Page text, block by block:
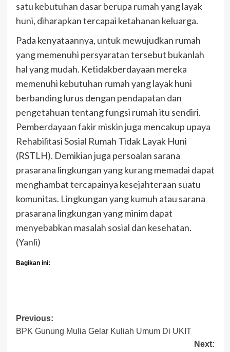
satu kebutuhan dasar berupa rumah yang layak
huni, diharapkan tercapai ketahanan keluarga.
Pada kenyataannya, untuk mewujudkan rumah
yang memenuhi persyaratan tersebut bukanlah
hal yang mudah. Ketidakberdayaan mereka
memenuhi kebutuhan rumah yang layak huni
berbanding lurus dengan pendapatan dan
pengetahuan tentang fungsi rumah itu sendiri.
Pemberdayaan fakir miskin juga mencakup upaya
Rehabilitasi Sosial Rumah Tidak Layak Huni
(RSTLH). Demikian juga persoalan sarana
prasarana lingkungan yang kurang memadai dapat
menghambat tercapainya kesejahteraan suatu
komunitas. Lingkungan yang kumuh atau sarana
prasarana lingkungan yang minim dapat
menyebabkan masalah sosial dan kesehatan.
(Yanli)
Bagikan ini:
Post
navigation
Previous:
BPK Gunung Mulia Gelar Kuliah Umum Di UKIT
Next: